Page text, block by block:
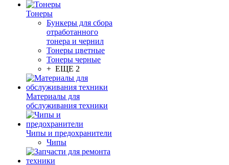
Тонеры
Бункеры для сбора
отработанного
тонера и чернил
Тонеры цветные
Тонеры черные
+ ЕЩЕ 2
Материалы для
обслуживания техники
Чипы и предохранители
Чипы